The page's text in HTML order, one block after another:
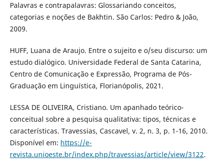
Palavras e contrapalavras: Glossariando conceitos,
categorias e noções de Bakhtin. São Carlos: Pedro & João,
2009.
HUFF, Luana de Araujo. Entre o sujeito e o/seu discurso: um
estudo dialógico. Universidade Federal de Santa Catarina,
Centro de Comunicação e Expressão, Programa de Pós-
Graduação em Linguística, Florianópolis, 2021.
LESSA DE OLIVEIRA, Cristiano. Um apanhado teórico-
conceitual sobre a pesquisa qualitativa: tipos, técnicas e
características. Travessias, Cascavel, v. 2, n. 3, p. 1-16, 2010.
Disponível em: https://e-
revista.unioeste.br/index.php/travessias/article/view/3122.